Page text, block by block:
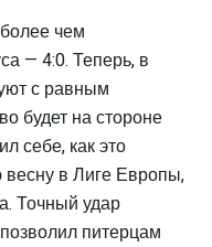
чем
— 4:0. Теперь, в
с равным
будет на стороне
себе, как это
весну в Лиге Европы,
Точный удар
питерцам